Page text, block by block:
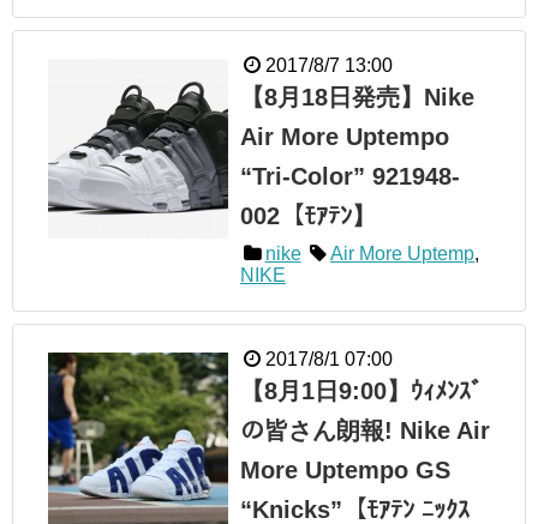
2017/8/7 13:00
【8月18日発売】Nike
Air More Uptempo
“Tri-Color” 921948-
002【ﾓｱﾃﾝ】
nike Air More Uptemp,
NIKE
2017/8/1 07:00
【8月1日9:00】ｳｨﾒﾝｽﾞ
の皆さん朗報! Nike Air
More Uptempo GS
“Knicks”【ﾓｱﾃﾝ ﾆｯｸｽ